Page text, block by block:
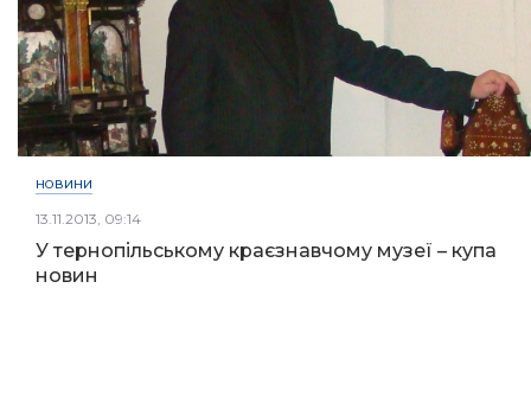
НОВИНИ
13.11.2013, 09:14
У тернопільському краєзнавчому музеї – купа
новин